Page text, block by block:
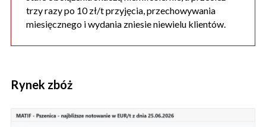
trzy razy po 10 zł/t przyjęcia, przechowywania
miesięcznego i wydania zniesie niewielu klientów.
Rynek zbóż